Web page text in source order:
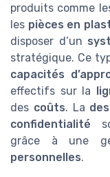
produits comme
les pièces en
disposer d’un
stratégique. Ce
capacités
effectifs sur la
des coûts. La
confidentialité
grâce à une
personnelles.